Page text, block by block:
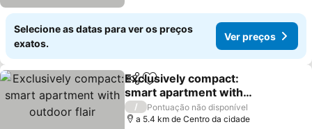
Selecione as datas para ver os preços
exatos.
Ver preços
PartilharAdicionar aos favoritos
Exclusively compact:
smart apartment with
outdoor flair
Ver preços
/
Pontuação não disponível
a 5.4 km de Centro da cidade